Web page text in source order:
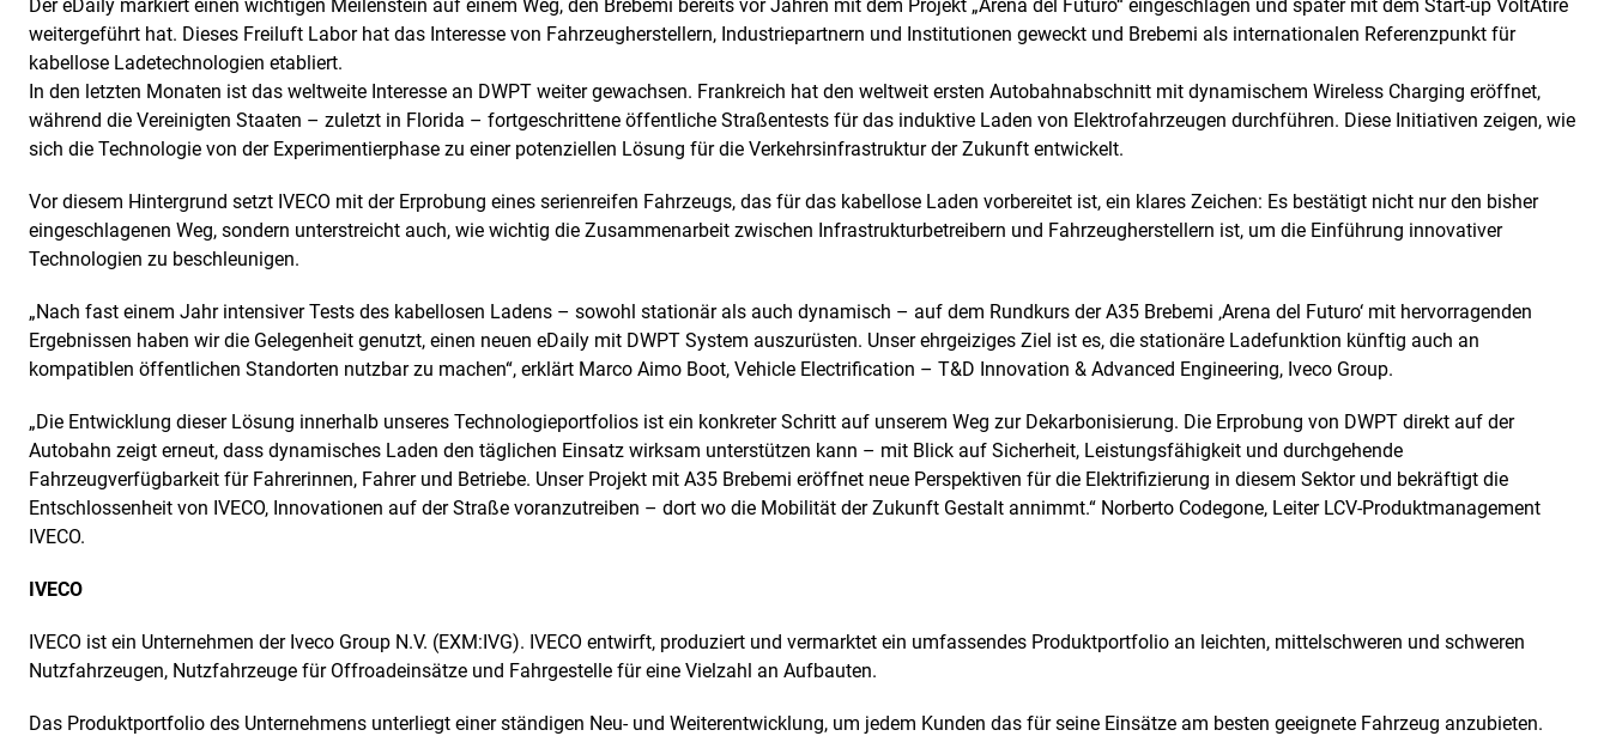
Der eDaily markiert einen wichtigen Meilenstein auf einem Weg, den Brebemi bereits vor Jahren mit dem Projekt „Arena del Futuro“ eingeschlagen und später mit dem Start-up VoltAtire
weitergeführt hat. Dieses Freiluft Labor hat das Interesse von Fahrzeugherstellern, Industriepartnern und Institutionen geweckt und Brebemi als internationalen Referenzpunkt für
kabellose Ladetechnologien etabliert.
In den letzten Monaten ist das weltweite Interesse an DWPT weiter gewachsen. Frankreich hat den weltweit ersten Autobahnabschnitt mit dynamischem Wireless Charging eröffnet,
während die Vereinigten Staaten – zuletzt in Florida – fortgeschrittene öffentliche Straßentests für das induktive Laden von Elektrofahrzeugen durchführen. Diese Initiativen zeigen, wie
sich die Technologie von der Experimentierphase zu einer potenziellen Lösung für die Verkehrsinfrastruktur der Zukunft entwickelt.
Vor diesem Hintergrund setzt IVECO mit der Erprobung eines serienreifen Fahrzeugs, das für das kabellose Laden vorbereitet ist, ein klares Zeichen: Es bestätigt nicht nur den bisher
eingeschlagenen Weg, sondern unterstreicht auch, wie wichtig die Zusammenarbeit zwischen Infrastrukturbetreibern und Fahrzeugherstellern ist, um die Einführung innovativer
Technologien zu beschleunigen.
„Nach fast einem Jahr intensiver Tests des kabellosen Ladens – sowohl stationär als auch dynamisch – auf dem Rundkurs der A35 Brebemi ‚Arena del Futuro‘ mit hervorragenden
Ergebnissen haben wir die Gelegenheit genutzt, einen neuen eDaily mit DWPT System auszurüsten. Unser ehrgeiziges Ziel ist es, die stationäre Ladefunktion künftig auch an
kompatiblen öffentlichen Standorten nutzbar zu machen“, erklärt Marco Aimo Boot, Vehicle Electrification – T&D Innovation & Advanced Engineering, Iveco Group.
„Die Entwicklung dieser Lösung innerhalb unseres Technologieportfolios ist ein konkreter Schritt auf unserem Weg zur Dekarbonisierung. Die Erprobung von DWPT direkt auf der
Autobahn zeigt erneut, dass dynamisches Laden den täglichen Einsatz wirksam unterstützen kann – mit Blick auf Sicherheit, Leistungsfähigkeit und durchgehende
Fahrzeugverfügbarkeit für Fahrerinnen, Fahrer und Betriebe. Unser Projekt mit A35 Brebemi eröffnet neue Perspektiven für die Elektrifizierung in diesem Sektor und bekräftigt die
Entschlossenheit von IVECO, Innovationen auf der Straße voranzutreiben – dort wo die Mobilität der Zukunft Gestalt annimmt.“ Norberto Codegone, Leiter LCV-Produktmanagement
IVECO.
IVECO
IVECO ist ein Unternehmen der Iveco Group N.V. (EXM:IVG). IVECO entwirft, produziert und vermarktet ein umfassendes Produktportfolio an leichten, mittelschweren und schweren
Nutzfahrzeugen, Nutzfahrzeuge für Offroadeinsätze und Fahrgestelle für eine Vielzahl an Aufbauten.
Das Produktportfolio des Unternehmens unterliegt einer ständigen Neu- und Weiterentwicklung, um jedem Kunden das für seine Einsätze am besten geeignete Fahrzeug anzubieten.